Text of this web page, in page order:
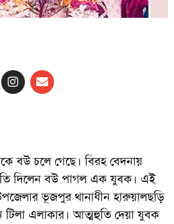
বউ চলে গেছে। বিরহ বেদনায়
দিলেন বউ পাগল এক যুবক। এই
ভূজপুর থানাধীন হারুয়ালছড়ি
টিলা এলাকার। আত্মহুতি দেয়া যুবক